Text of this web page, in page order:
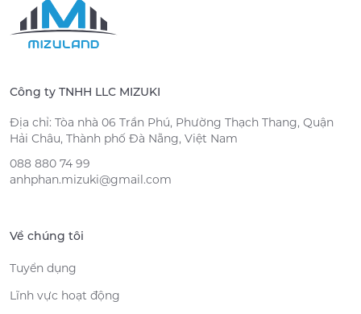
Công ty TNHH LLC MIZUKI
Địa chỉ: Tòa nhà 06 Trần Phú, Phường Thạch Thang, Quận
Hải Châu, Thành phố Đà Nẵng, Việt Nam
088 880 74 99
anhphan.mizuki@gmail.com
Về chúng tôi
Tuyển dụng
Lĩnh vực hoạt động